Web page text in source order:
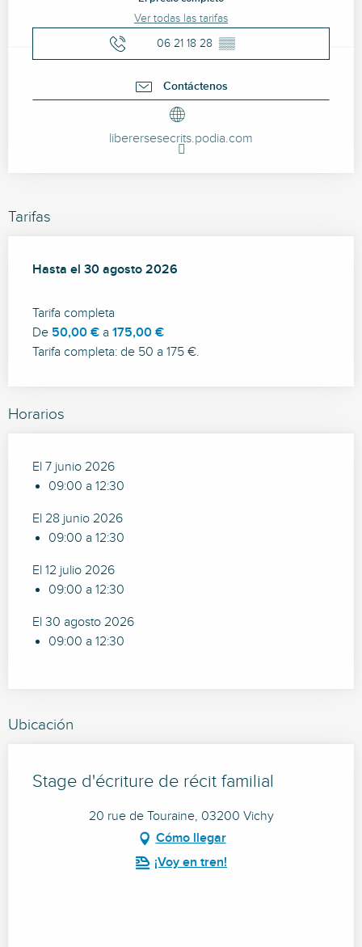
Ver todas las tarifas
06 21 18 28 ▒▒
Contáctenos
liberersesecrits.podia.com
Tarifas
Desde 7 junio 2026hasta
Hasta el 30 agosto 2026
Tarifa completa
De 50,00 € a 175,00 €
Tarifa completa: de 50 a 175 €.
Horarios
El 7 junio 2026
09:00 a 12:30
El 28 junio 2026
09:00 a 12:30
El 12 julio 2026
09:00 a 12:30
El 30 agosto 2026
09:00 a 12:30
Ubicación
Stage d'écriture de récit familial
20 rue de Touraine, 03200 Vichy
Cómo llegar
¡Voy en tren!